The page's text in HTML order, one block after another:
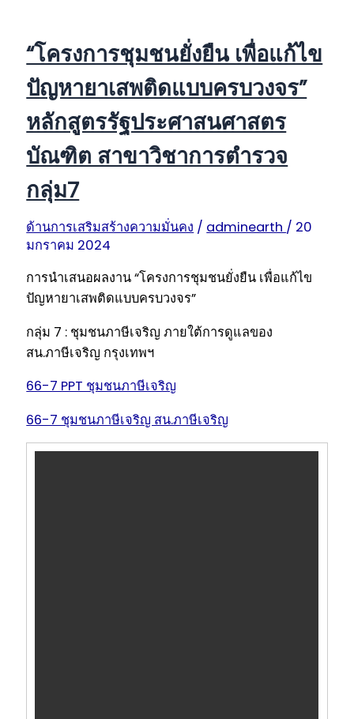
“โครงการชุมชนยั่งยืน เพื่อแก้ไข
ปัญหายาเสพติดแบบครบวงจร”
หลักสูตรรัฐประศาสนศาสตร
บัณฑิต สาขาวิชาการตำรวจ
กลุ่ม7
ด้านการเสริมสร้างความมั่นคง / adminearth / 20
มกราคม 2024
การนำเสนอผลงาน “โครงการชุมชนยั่งยืน เพื่อแก้ไข
ปัญหายาเสพติดแบบครบวงจร”
กลุ่ม 7 : ชุมชนภาษีเจริญ ภายใต้การดูแลของ
สน.ภาษีเจริญ กรุงเทพฯ
66-7 PPT ชุมชนภาษีเจริญ
66-7 ชุมชนภาษีเจริญ สน.ภาษีเจริญ